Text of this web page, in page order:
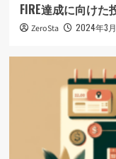
FIRE達成に向け
ZeroSta 2024年3